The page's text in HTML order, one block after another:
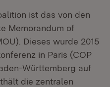
ist das von den
Memorandum of
Dieses wurde 2015
in Paris (COP
Württemberg auf
die zentralen